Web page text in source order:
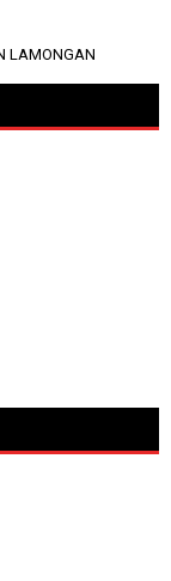
LAMONGAN